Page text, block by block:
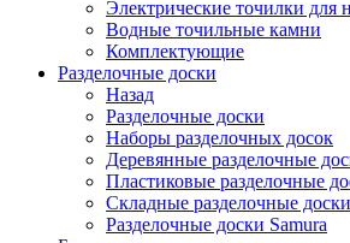
Электрические точилки для
Водные точильные камни
Комплектующие
Разделочные доски
Назад
Разделочные доски
Наборы разделочных досок
Деревянные разделочные
Пластиковые разделочные
Складные разделочные доски
Разделочные доски Samura